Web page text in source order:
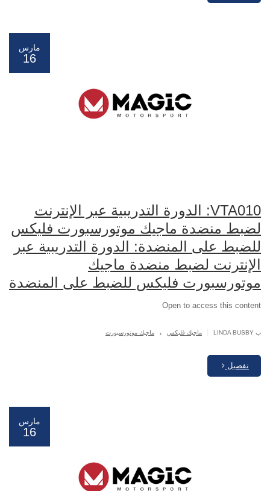
مارس
16
VTA010: الدورة التدريبية عبر الإنترنت
لضبط منضدة ماجيك موتورسبورت فليكس
للضبط على المنضدة: الدورة التدريبية عبر
الإنترنت لضبط منضدة ماجيك
موتورسبورت فليكس للضبط على المنضدة
Open to access this content
ب LINDA BUSBY ماجيك فليكس . ماجيك موتورسبورت
تفصيل
مارس
16